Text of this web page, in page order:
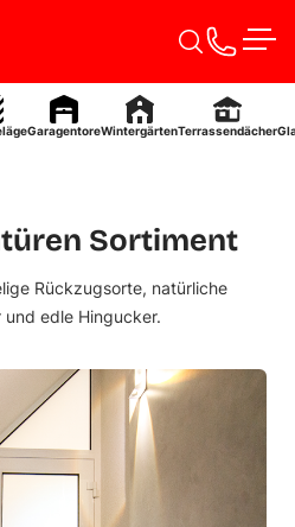
GaragentoreWintergärtenTerrassendächer
–für mehr Stil und
startenSortiment
Rückzugsorte, natürliche
edle Hingucker.